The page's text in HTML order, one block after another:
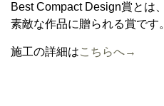
Best Compact Design賞とは
素敵な作品に贈られる賞です。
施工の詳細はこちらへ→